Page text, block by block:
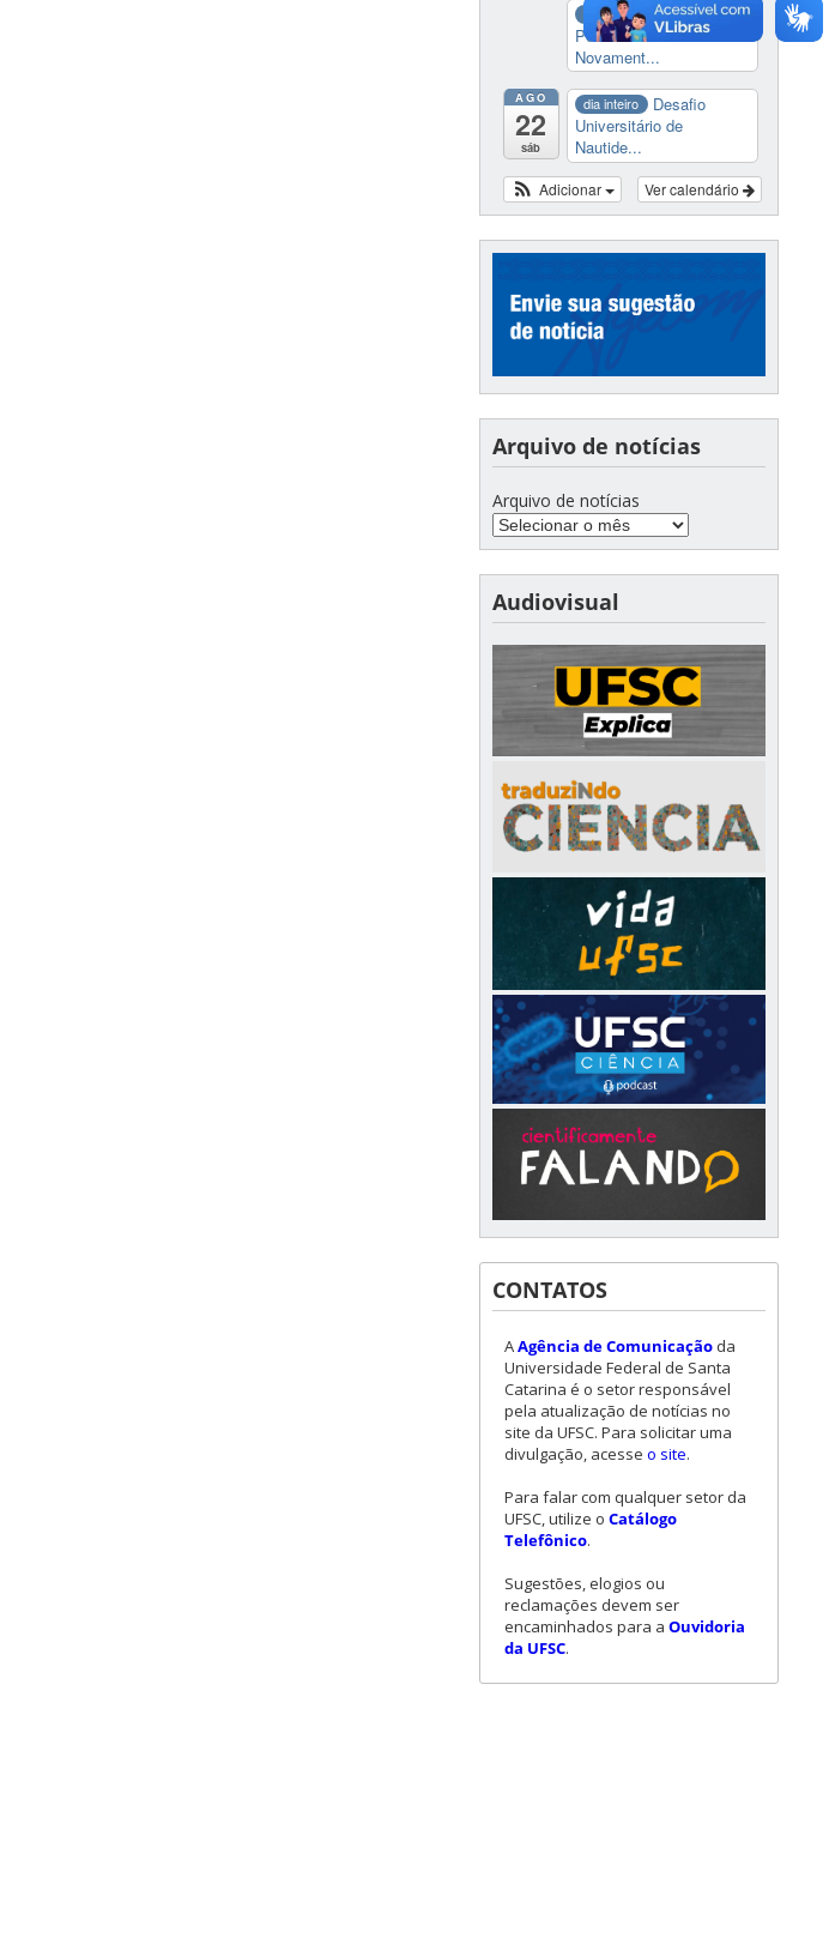
dia inteiro
Exposição:
Perder Tudo.
Novament...
AGO
22
sáb
dia inteiro
Desafio
Universitário de
Nautide...
Ver calendário
Adicionar
Arquivo de notícias
Arquivo de notícias
Audiovisual
CONTATOS
AAgência de Comunicação da
Universidade Federal de Santa
Catarina é o setor responsável
pela atualização de notícias no
site da UFSC. Para solicitar uma
divulgação, acesse o site.
Para falar com qualquer setor da
UFSC, utilize o Catálogo
Telefônico.
Sugestões, elogios ou
reclamações devem ser
encaminhados para a Ouvidoria
da UFSC.